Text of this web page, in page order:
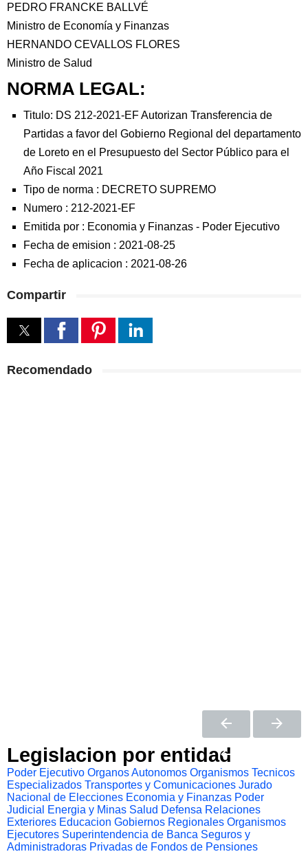
PEDRO FRANCKE BALLVÉ
Ministro de Economía y Finanzas
HERNANDO CEVALLOS FLORES
Ministro de Salud
NORMA LEGAL:
Titulo: DS 212-2021-EF Autorizan Transferencia de
Partidas a favor del Gobierno Regional del departamento
de Loreto en el Presupuesto del Sector Público para el
Año Fiscal 2021
Tipo de norma : DECRETO SUPREMO
Numero : 212-2021-EF
Emitida por : Economia y Finanzas - Poder Ejecutivo
Fecha de emision : 2021-08-25
Fecha de aplicacion : 2021-08-26
Compartir
Recomendado
Legislacion por entidad
Poder Ejecutivo Organos Autonomos Organismos Tecnicos
Especializados Transportes y Comunicaciones Jurado
Nacional de Elecciones Economia y Finanzas Poder
Judicial
Energia y Minas Salud Defensa Relaciones
Exteriores Educacion Gobiernos Regionales Organismos
Ejecutores Superintendencia de Banca Seguros y
Administradoras Privadas de Fondos de Pensiones